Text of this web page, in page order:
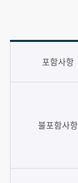
포함사항
불포함사항